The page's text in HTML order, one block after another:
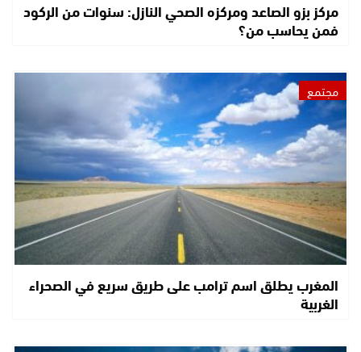
مركز بزو الصاعد ومركزه الصحي النازل: سنوات من الركود
فمن يحاسب من؟
مجتمع
المغرب يطلق اسم ترامب على طريق سريع في الصحراء
الغربية